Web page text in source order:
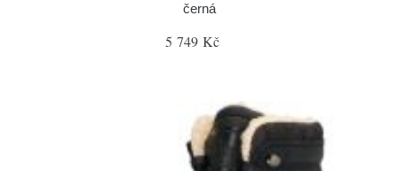
černá
5 749 Kč